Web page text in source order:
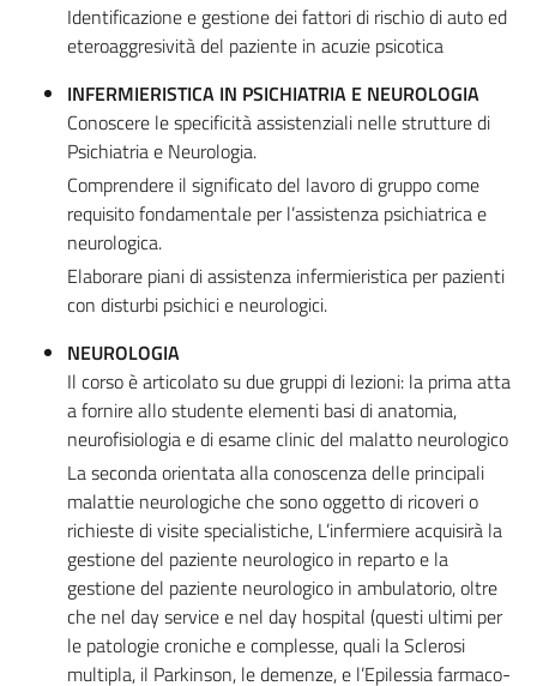
Identificazione e gestione dei fattori di rischio di auto ed
eteroaggresività del paziente in acuzie psicotica
INFERMIERISTICA IN PSICHIATRIA E NEUROLOGIA
Conoscere le specificità assistenziali nelle strutture di
Psichiatria e Neurologia.
Comprendere il significato del lavoro di gruppo come
requisito fondamentale per l’assistenza psichiatrica e
neurologica.
Elaborare piani di assistenza infermieristica per pazienti
con disturbi psichici e neurologici.
NEUROLOGIA
Il corso è articolato su due gruppi di lezioni: la prima atta
a fornire allo studente elementi basi di anatomia,
neurofisiologia e di esame clinic del malatto neurologico
La seconda orientata alla conoscenza delle principali
malattie neurologiche che sono oggetto di ricoveri o
richieste di visite specialistiche, L’infermiere acquisirà la
gestione del paziente neurologico in reparto e la
gestione del paziente neurologico in ambulatorio, oltre
che nel day service e nel day hospital (questi ultimi per
le patologie croniche e complesse, quali la Sclerosi
multipla, il Parkinson, le demenze, e l’Epilessia farmaco-